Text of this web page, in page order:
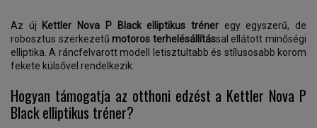
Az új Kettler Nova P Black elliptikus tréneregy egyszerű, de
robosztus szerkezetűmotoros terhelésállítással ellátott minőségi
elliptika. A ráncfelvarott modell letisztultabb és stílusosabb korom
fekete külsővel rendelkezik.
Hogyan támogatja az otthoni edzést a Kettler Nova P
Black elliptikus tréner?